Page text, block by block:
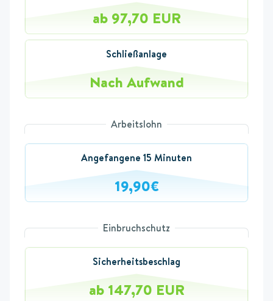
ab 97,70 EUR
Schließanlage
Nach Aufwand
Arbeitslohn
Angefangene 15 Minuten
19,90€
Einbruchschutz
Sicherheitsbeschlag
ab 147,70 EUR